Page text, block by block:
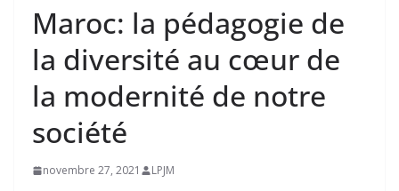
Maroc: la pédagogie de
la diversité au cœur de
la modernité de notre
société
novembre 27, 2021 LPJM